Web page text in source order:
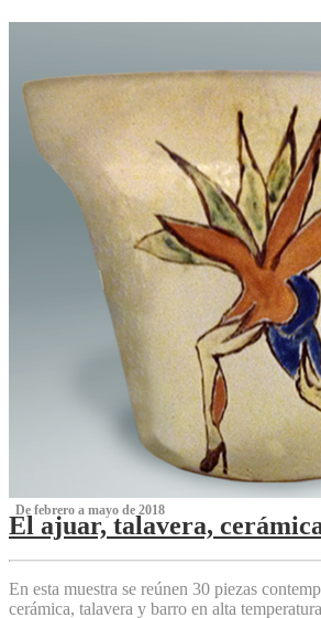
‌ De febrero a mayo de 2018
El ajuar, talavera,
‌
En esta muestra se reúnen 30 piezas
cerámica, talavera y barro en alta